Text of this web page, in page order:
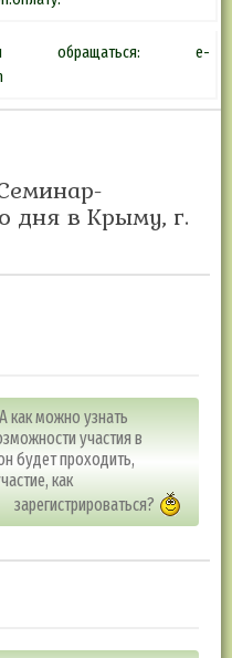
обращаться: e-
дня в Крыму, г.
как можно узнать
участия в
будет проходить,
как
зарегистрироваться?